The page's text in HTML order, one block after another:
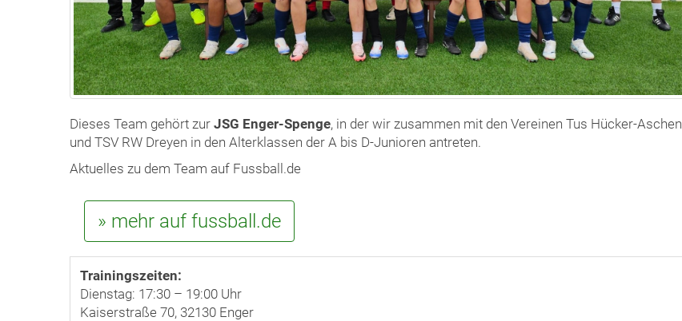
Dieses Team gehört zur JSG Enger-Spenge, in der wir zusammen mit den Vereinen Tus Hücker-Aschen
und TSV RW Dreyen in den Alterklassen der A bis D-Junioren antreten.
Aktuelles zu dem Team auf Fussball.de
» mehr auf fussball.de
Trainingszeiten:
Dienstag: 17:30 – 19:00 Uhr
Kaiserstraße 70, 32130 Enger